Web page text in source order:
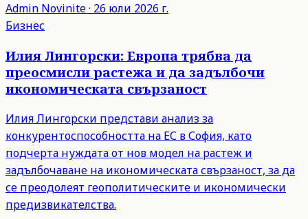
Admin Novinite· 26 юли 2026 г.
Бизнес
Илия Лингорски: Европа трябва да
преосмисли растежа и да задълбочи
икономическата свързаност
Илия Лингорски представи анализ за
конкурентоспособността на ЕС в София, като
подчерта нуждата от нов модел на растеж и
задълбочаване на икономическата свързаност, за да
се преодолеят геополитическите и икономически
предизвикателства.